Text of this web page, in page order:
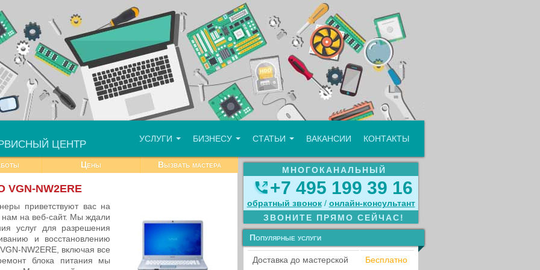
ЦЕНТР УСЛУГИ БИЗНЕСУ СТАТЬИ ВАКАНСИИ КОНТАКТЫ
Цены Вызвать мастера
VGN-NW2ERE
приветствуют вас на
нам на веб-сайт. Мы ждали
услуг для разрешения
и восстановлению
NW2ERE, включая все
блока питания мы
МНОГОКАНАЛЬНЫЙ
+7 495 199 39 16
обратный звонок / онлайн‑консультант
ЗВОНИТЕ ПРЯМО СЕЙЧАС!
Популярные услуги
Доставка до мастерской Бесплатно